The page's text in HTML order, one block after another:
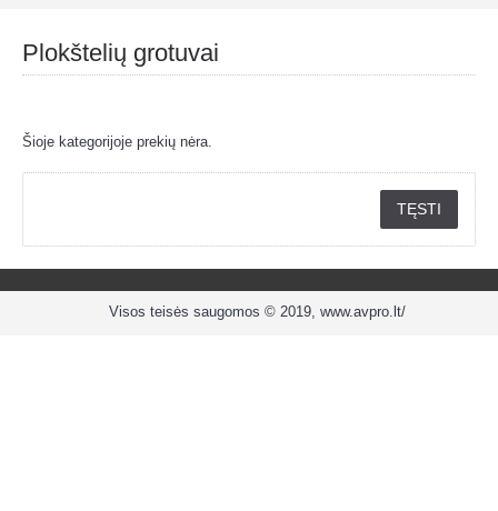
Plokštelių grotuvai
Šioje kategorijoje prekių nėra.
TĘSTI
Visos teisės saugomos © 2019, www.avpro.lt/